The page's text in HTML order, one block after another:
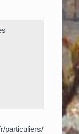
particuliers/?